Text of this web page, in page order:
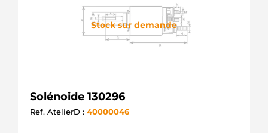
Stock sur demande
Solénoide 130296
Ref. AtelierD : 40000046